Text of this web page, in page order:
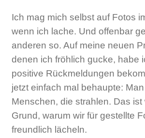
Ich mag mich selbst auf Fotos
wenn ich lache. Und offenbar
anderen so. Auf meine neuen
denen ich fröhlich gucke, habe
positive Rückmeldungen
jetzt einfach mal behaupte:
Menschen, die strahlen. Das
Grund, warum wir für gestellte
freundlich lächeln.